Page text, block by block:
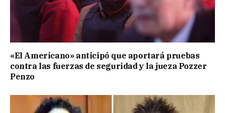
«El Americano» anticipó que aportará pruebas
contra las fuerzas de seguridad y la jueza Pozzer
Penzo